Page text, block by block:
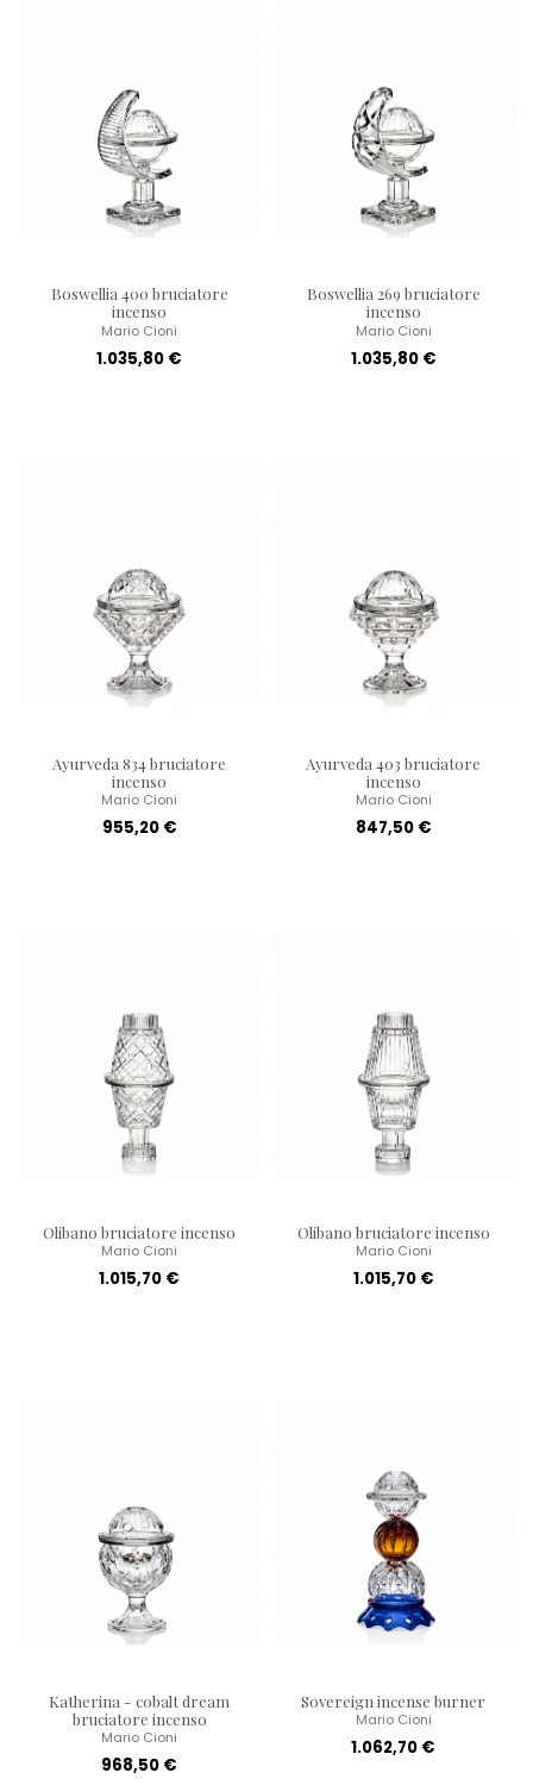
Boswellia 400 bruciatore
incenso
Mario Cioni
1.035,80 €
Boswellia 269 bruciatore
incenso
Mario Cioni
1.035,80 €
Ayurveda 834 bruciatore
incenso
Mario Cioni
955,20 €
Ayurveda 403 bruciatore
incenso
Mario Cioni
847,50 €
Olibano bruciatore incenso
Mario Cioni
1.015,70 €
Olibano bruciatore incenso
Mario Cioni
1.015,70 €
Katherina - cobalt dream
bruciatore incenso
Mario Cioni
968,50 €
Sovereign incense burner
Mario Cioni
1.062,70 €